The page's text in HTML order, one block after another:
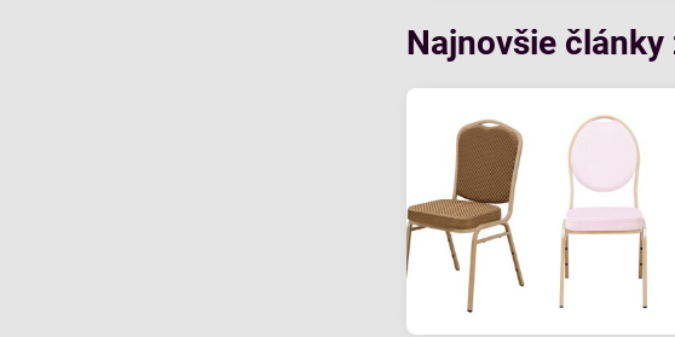
Najnovšie články